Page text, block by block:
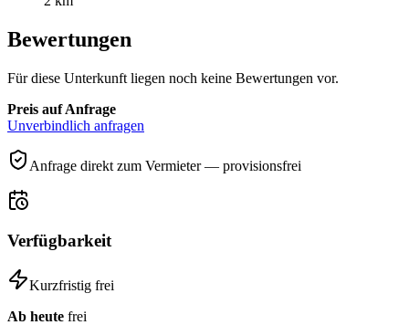
Bewertungen
Für diese Unterkunft liegen noch keine Bewertungen vor.
Preis auf Anfrage
Unverbindlich anfragen
Anfrage direkt zum Vermieter — provisionsfrei
Verfügbarkeit
Kurzfristig frei
Ab heute frei